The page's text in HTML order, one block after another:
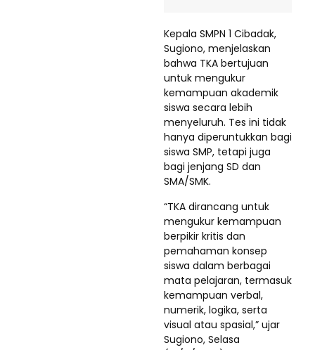
Kepala SMPN 1 Cibadak,
Sugiono, menjelaskan
bahwa TKA bertujuan
untuk mengukur
kemampuan akademik
siswa secara lebih
menyeluruh. Tes ini tidak
hanya diperuntukkan bagi
siswa SMP, tetapi juga
bagi jenjang SD dan
SMA/SMK.
“TKA dirancang untuk
mengukur kemampuan
berpikir kritis dan
pemahaman konsep
siswa dalam berbagai
mata pelajaran, termasuk
kemampuan verbal,
numerik, logika, serta
visual atau spasial,” ujar
Sugiono, Selasa